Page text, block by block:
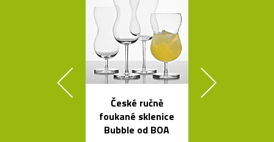
České ručně
foukané sklenice
Bubble od BOA